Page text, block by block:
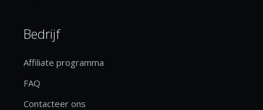
Bedrijf
Affiliate programma
FAQ
Contacteer ons